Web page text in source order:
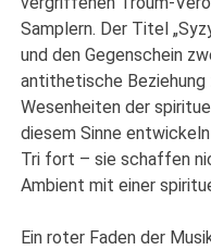
Samplern. Der Titel
und den Gegenschein
antithetische
Wesenheiten der
diesem Sinne
Tri fort – sie schaffen
Ambient mit einer
Ein roter Faden der